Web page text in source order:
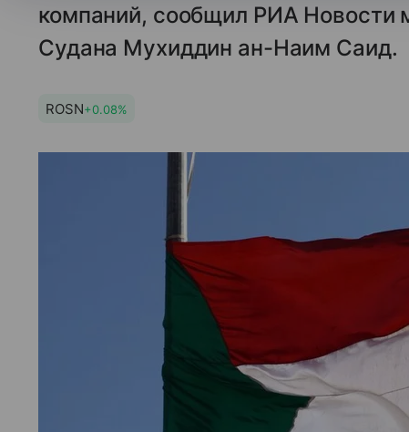
компаний, сообщил РИА Новости
Судана Мухиддин ан-Наим Саид.
ROSN+0.08%